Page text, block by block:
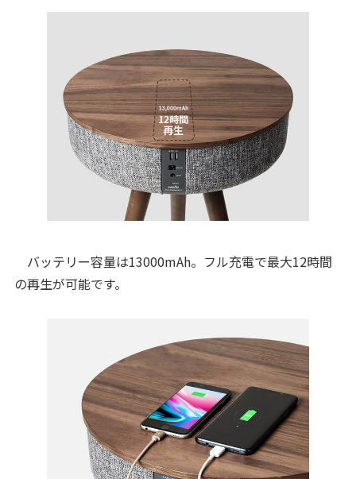
バッテリー容量は13000mAh。フル充電で最大12時間
の再生が可能です。